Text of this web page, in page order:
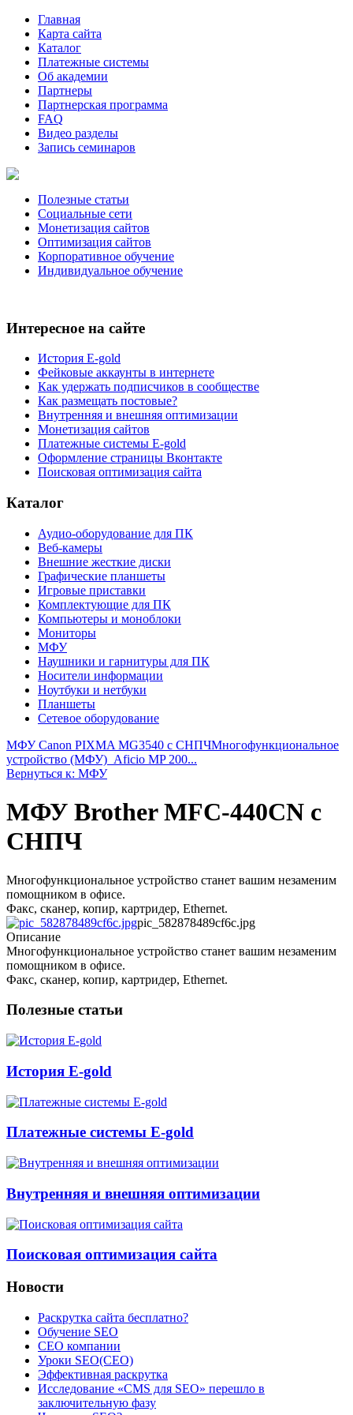
Главная
Карта сайта
Каталог
Платежные системы
Об академии
Партнеры
Партнерская программа
FAQ
Видео разделы
Запись семинаров
Полезные статьи
Социальные сети
Монетизация сайтов
Оптимизация сайтов
Корпоративное обучение
Индивидуальное обучение
Интересное на сайте
История E-gold
Фейковые аккаунты в интернете
Как удержать подписчиков в сообществе
Как размещать постовые?
Внутренняя и внешняя оптимизации
Монетизация сайтов
Платежные системы E-gold
Оформление страницы Вконтакте
Поисковая оптимизация сайта
Каталог
Аудио-оборудование для ПК
Веб-камеры
Внешние жесткие диски
Графические планшеты
Игровые приставки
Комплектующие для ПК
Компьютеры и моноблоки
Мониторы
МФУ
Наушники и гарнитуры для ПК
Носители информации
Ноутбуки и нетбуки
Планшеты
Сетевое оборудование
МФУ Canon PIXMA MG3540 с СНПЧМногофункциональное
устройство (МФУ)_Aficio MP 200...
Вернуться к: МФУ
МФУ Brother MFC-440CN с
СНПЧ
Многофункциональное устройство станет вашим незаменим
помощником в офисе.
Факс, сканер, копир, картридер, Ethernet.
pic_582878489cf6c.jpg
Описание
Многофункциональное устройство станет вашим незаменим
помощником в офисе.
Факс, сканер, копир, картридер, Ethernet.
Полезные статьи
История E-gold
Платежные системы E-gold
Внутренняя и внешняя оптимизации
Поисковая оптимизация сайта
Новости
Раскрутка сайта бесплатно?
Обучение SEO
CEO компании
Уроки SEO(СЕО)
Эффективная раскрутка
Исследование «CMS для SEO» перешло в
заключительную фазу